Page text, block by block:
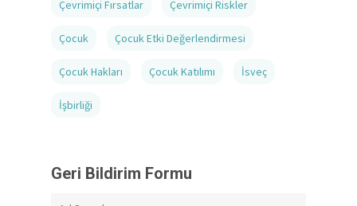
Çevrimiçi Fırsatlar Çevrimiçi Riskler
Çocuk Çocuk Etki Değerlendirmesi
Çocuk Hakları Çocuk Katılımı İsveç
İşbirliği
Geri Bildirim Formu